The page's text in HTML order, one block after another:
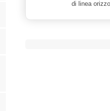
di linea